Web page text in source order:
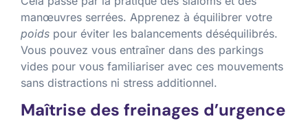
manœuvres serrées. Apprenez à équilibrer votre
poids pour éviter les balancements déséquilibrés.
Vous pouvez vous entraîner dans des parkings
vides pour vous familiariser avec ces mouvements
sans distractions ni stress additionnel.
Maîtrise des freinages d’urgence